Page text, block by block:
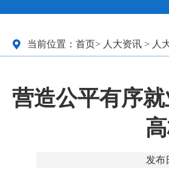
当前位置： 首页> 人大资讯 > 人
营造公平有序
发布